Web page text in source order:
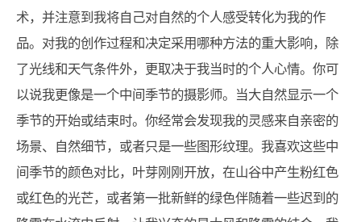
术，并注意到我将自己对自然的个人感受转化为我的作
品。对我的创作过程和决定采用哪种方法的重大影响，除
了光线和天气条件外，更取决于我当时的个人心情。你可
以说我更像是一个中间季节的摄影师。当大自然显示一个
季节的开始或结束时。你经常会发现我的灵感来自亲密的
场景、自然细节，或者只是一些图形纹理。我喜欢这些中
间季节的颜色对比，叶芽刚刚开放，在山谷中产生粉红色
或红色的光芒，或者第一批新鲜的绿色伴随着一些迟到的